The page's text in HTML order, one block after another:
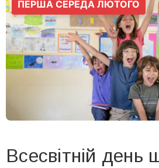
Всесвітній день